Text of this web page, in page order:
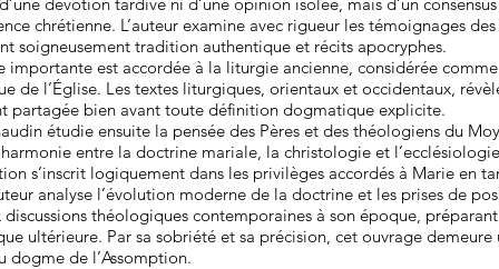
chrétienne. L’auteur examine avec rigueur les témoignages
soigneusement tradition authentique et récits apocryphes.
importante est accordée à la liturgie ancienne, considérée
de l’Église. Les textes liturgiques, orientaux et occidentaux,
partagée bien avant toute définition dogmatique explicite.
étudie ensuite la pensée des Pères et des théologiens du
entre la doctrine mariale, la christologie et
s’inscrit logiquement dans les privilèges accordés à Marie en
analyse l’évolution moderne de la doctrine et les prises de
discussions théologiques contemporaines à son époque,
ultérieure. Par sa sobriété et sa précision, cet ouvrage
dogme de l’Assomption.